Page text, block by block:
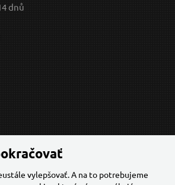
dnů
vylepšovať. A na to potrebujeme